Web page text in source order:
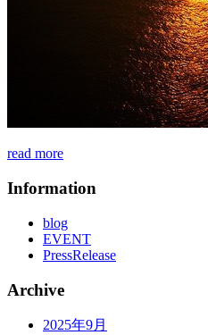
read more
Information
blog
EVENT
PressRelease
Archive
2025年9月